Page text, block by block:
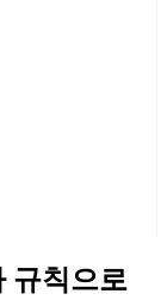
규칙으로